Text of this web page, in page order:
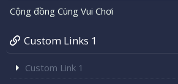
Cộng đồng Cùng Vui Chơi
Custom Links 1
Custom Link 1